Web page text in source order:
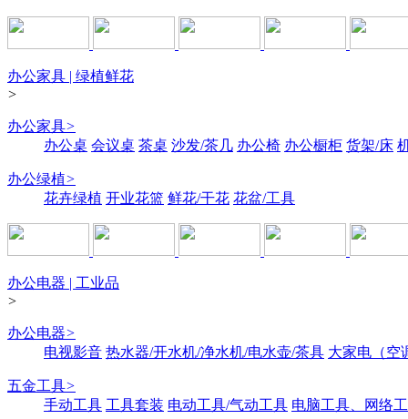
办公家具 | 绿植鲜花
>
办公家具>
办公桌 会议桌 茶桌 沙发/茶几 办公椅 办公橱柜 货架/床
办公绿植>
花卉绿植 开业花篮 鲜花/干花 花盆/工具
办公电器 | 工业品
>
办公电器>
电视影音 热水器/开水机/净水机/电水壶/茶具 大家电（空
五金工具>
手动工具 工具套装 电动工具/气动工具 电脑工具、网络